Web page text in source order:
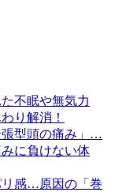
不眠や無気力
り解消！
張型頭の痛み」…
に負けない体
リ感…原因の「巻